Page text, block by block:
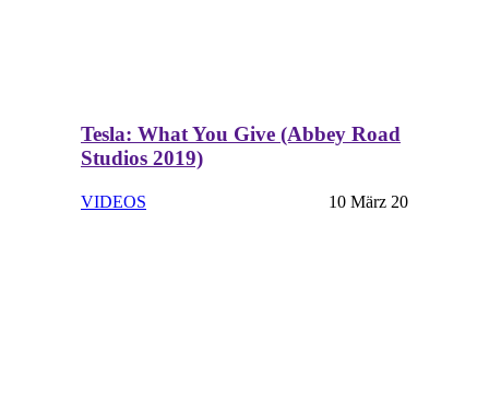
Tesla: What You Give (Abbey Road
Studios 2019)
VIDEOS 10 März 20